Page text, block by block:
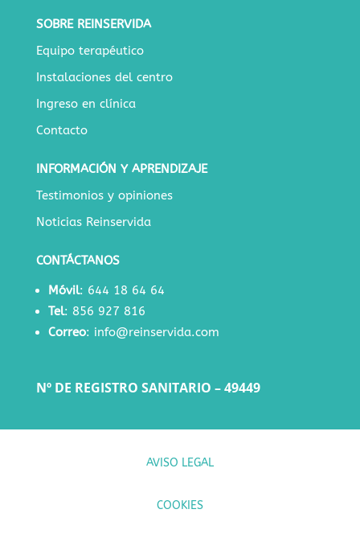
SOBRE REINSERVIDA
Equipo terapéutico
Instalaciones del centro
Ingreso en clínica
Contacto
INFORMACIÓN Y APRENDIZAJE
Testimonios y opiniones
Noticias Reinservida
CONTÁCTANOS
Móvil: 644 18 64 64
Tel: 856 927 816
Correo: info@reinservida.com
Nº DE REGISTRO SANITARIO – 49449
AVISO LEGAL
COOKIES